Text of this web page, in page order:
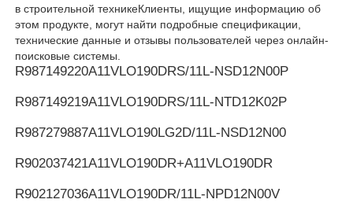
Гидронасос Yuken
в строительной техникеКлиенты, ищущие информацию об
этом продукте, могут найти подробные спецификации,
технические данные и отзывы пользователей через онлайн-
поисковые системы.
R987149220A11VLO190DRS/11L-NSD12N00P
R987149219A11VLO190DRS/11L-NTD12K02P
R987279887A11VLO190LG2D/11L-NSD12N00
R902037421A11VLO190DR+A11VLO190DR
R902127036A11VLO190DR/11L-NPD12N00V